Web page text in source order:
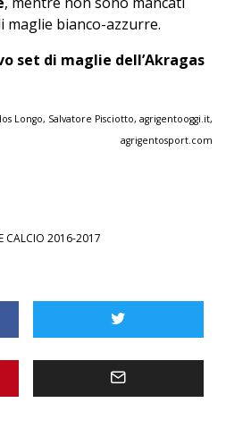
maglie bianco-azzurre.
set di maglie dell’Akragas
Longo, Salvatore Pisciotto, agrigentooggi.it,
agrigentosport.com
CALCIO 2016-2017